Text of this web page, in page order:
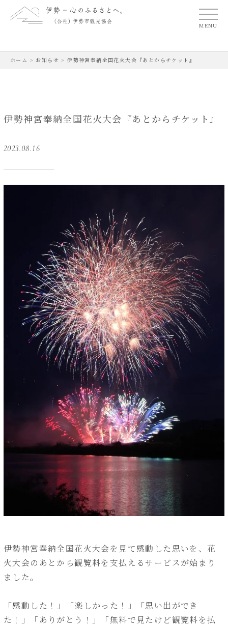
MENU
ホーム >お知らせ >伊勢神宮奉納全国花火大会『あとからチケット』
伊勢神宮奉納全国花火大会『あとからチケット』
2023.08.16
伊勢神宮奉納全国花火大会を見て感動した思いを、花
火大会のあとから観覧料を支払えるサービスが始まり
ました。
「感動した！」「楽しかった！」「思い出ができ
た！」「ありがとう！」「無料で見たけど観覧料を払